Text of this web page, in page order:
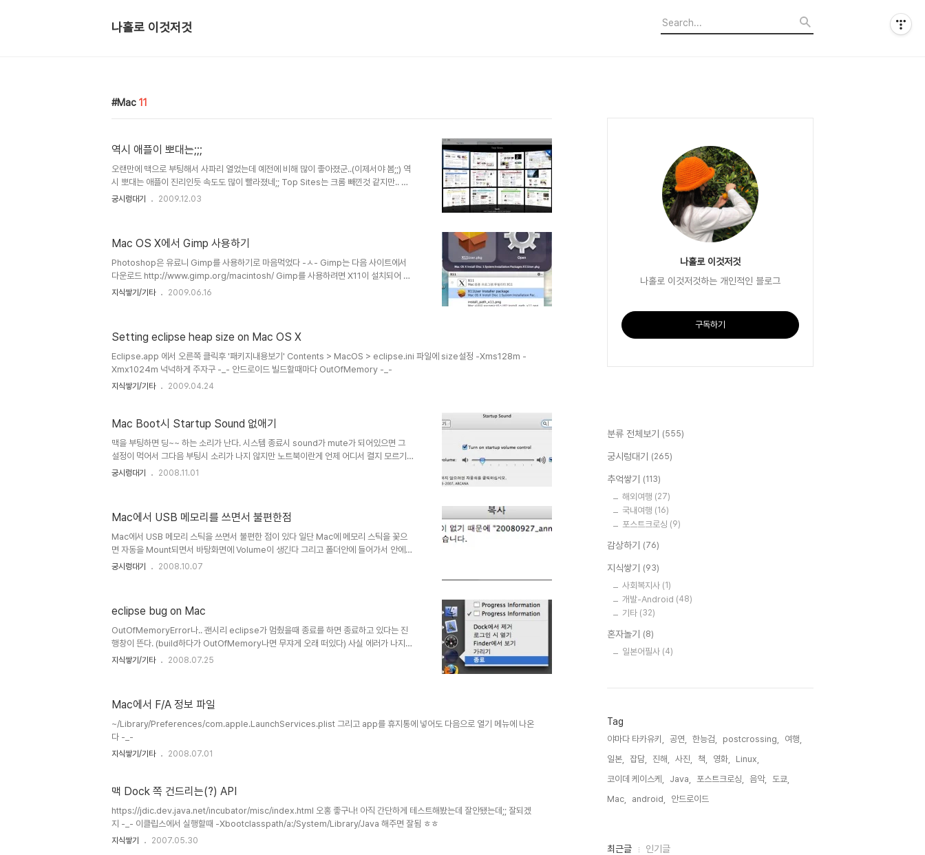
나홀로 이것저것
Mac 11
역시 애플이 뽀대는;;;
오랜만에 맥으로 부팅해서 사파리 열었는데 예전에 비해 많이 좋아졌군..(이제서야 봄;;) 역
시 뽀대는 애플이 진리인듯 속도도 많이 빨라졌네;; Top Sites는 크롬 빼낀것 같지만.. 이
뿌구먼
궁시렁대기 2009.12.03
Mac OS X에서 Gimp 사용하기
Photoshop은 유료니 Gimp를 사용하기로 마음먹었다 -ㅅ- Gimp는 다음 사이트에서
다운로드 http://www.gimp.org/macintosh/ Gimp를 사용하려면 X11이 설치되어 있
어야 한다 맥북이 살때 같이 받은 install disk 1을 넣고 터미널을 띄운뒤 X11User.pkg
X11User.pkg를 설치하고 X11을 실행한다 X11은 /Application..
지식쌓기/기타 2009.06.16
Setting eclipse heap size on Mac OS X
Eclipse.app 에서 오른쪽 클릭후 '패키지내용보기' Contents > MacOS > eclipse.ini 파일에 size설정 -Xms128m -
Xmx1024m 넉넉하게 주자구 -_- 안드로이드 빌드할때마다 OutOfMemory -_-
지식쌓기/기타 2009.04.24
Mac Boot시 Startup Sound 없애기
맥을 부팅하면 딩~~ 하는 소리가 난다. 시스템 종료시 sound가 mute가 되어있으면 그
설정이 먹어서 그다음 부팅시 소리가 나지 않지만 노트북이란게 언제 어디서 켤지 모르기때
문에 다음 켤때를 대비해서 종료시 sound까지 신경쓴다는 건 여간 귀찮은 일이 아닐수 없
받고 설치하면 환경설정에 다음과 같이 생긴다 그리고 아래 그림과 같이 설정해주면 부팅시
소리나는 걱정 끝~~!!
궁시렁대기 2008.11.01
Mac에서 USB 메모리를 쓰면서 불편한점
Mac에서 USB 메모리 스틱을 쓰면서 불편한 점이 있다 일단 Mac에 메모리 스틱을 꽃으
면 자동을 Mount되면서 바탕화면에 Volume이 생긴다 그리고 폴더안에 들어가서 안에
있는 data를 살포시 command+delete로 지운뒤 다른 data들을 넣으려고 하면 부렉!!!
Terminal로 들어가서 지워줘야 된다.. 귀찮게 스리.. 머가 방법이 있는데 내가 모르는 거겠
지 -ㅅ-;;;
궁시렁대기 2008.10.07
eclipse bug on Mac
OutOfMemoryError나.. 괜시리 eclipse가 멈췄을때 종료를 하면 종료하고 있다는 진
행창이 뜬다. (build하다가 OutOfMemory나면 무쟈게 오래 떠있다) 사실 에러가 나지
않고 그냥 종료해도 종료진행창이 뜨고 eclipse가 종료된다. 그런데 mac에서는 dock안
지식쌓기/기타 2008.07.25
Mac에서 F/A 정보 파일
~/Library/Preferences/com.apple.LaunchServices.plist 그리고 app를 휴지통에 넣어도 다음으로 열기 메뉴에 나온
다 -_-
지식쌓기/기타 2008.07.01
맥 Dock 쪽 건드리는(?) API
https://jdic.dev.java.net/incubator/misc/index.html 오홍 좋구나! 아직 간단하게 테스트해봤는데 잘안됐는데;; 잘되겠
지 -_- 이클립스에서 실행할때 -Xbootclasspath/a:/System/Library/Java 해주면 잘됨 ㅎㅎ
지식쌓기 2007.05.30
나홀로 이것저것
나홀로 이것저것하는 개인적인 블로그
구독하기
분류 전체보기 (555)
궁시렁대기 (265)
추억쌓기 (113)
해외여행 (27)
국내여행 (16)
포스트크로싱 (9)
감상하기 (76)
지식쌓기 (93)
사회복지사 (1)
개발-Android (48)
기타 (32)
혼자놀기 (8)
일본어필사 (4)
Tag
야마다 타카유키, 공연, 한능검, postcrossing,
여행,
일본,
잡담, 진해, 사진, 책, 영화,
Linux,
코이데 케이스케,
Java, 포스트크로싱, 음악,
도쿄,
Mac,
android, 안드로이드,
최
최근글 인기글